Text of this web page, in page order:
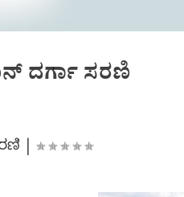
ದರ್ಗಾ ಸರಣಿ